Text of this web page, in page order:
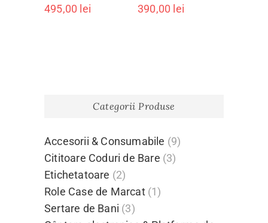
495,00 lei 390,00 lei
Categorii Produse
Accesorii & Consumabile (9)
Cititoare Coduri de Bare (3)
Etichetatoare (2)
Role Case de Marcat (1)
Sertare de Bani (3)